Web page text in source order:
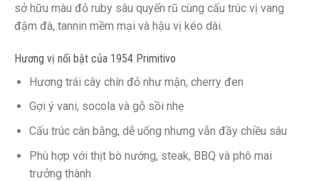
sở hữu màu đỏ ruby sâu quyến rũ cùng cấu trúc vị vang
đậm đà, tannin mềm mại và hậu vị kéo dài.
Hương vị nổi bật của 1954 Primitivo
Hương trái cây chín đỏ như mận, cherry đen
Gợi ý vani, socola và gỗ sồi nhẹ
Cấu trúc cân bằng, dễ uống nhưng vẫn đầy chiều sâu
Phù hợp với thịt bò nướng, steak, BBQ và phô mai
trưởng thành